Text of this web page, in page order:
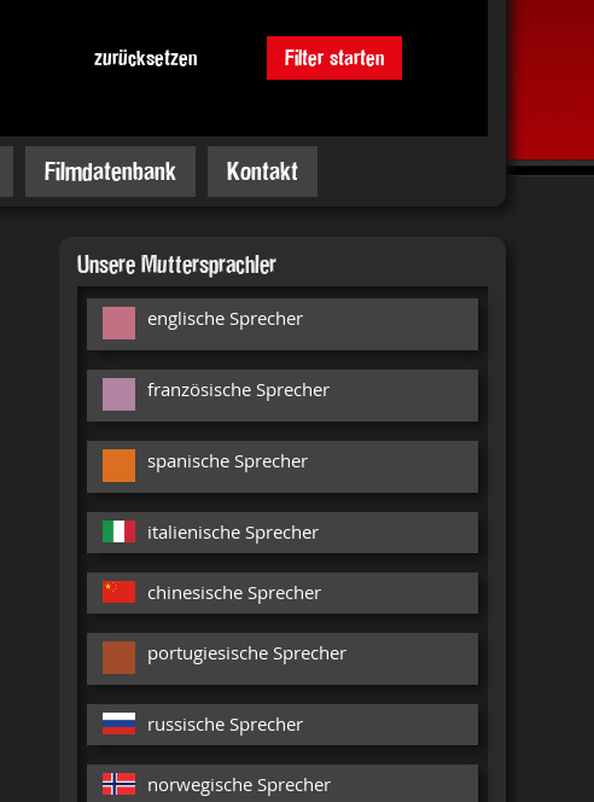
zurücksetzen Filter starten
Filmdatenbank Kontakt
Unsere Muttersprachler
englische Sprecher
französische Sprecher
spanische Sprecher
italienische Sprecher
chinesische Sprecher
portugiesische Sprecher
russische Sprecher
norwegische Sprecher